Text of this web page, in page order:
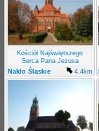
Kościół Najświętszego
Serca Pana Jezusa
Nakło Śląskie
4.4km